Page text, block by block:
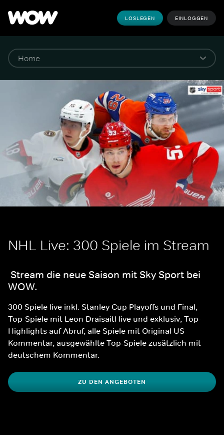
LOSLEGEN EINLOGGEN
NHL Live: 300 Spiele im Stream
Stream die neue Saison mit Sky Sport bei
WOW.
300 Spiele live inkl. Stanley Cup Playoffs und Final,
Top-Spiele mit Leon Draisaitl live und exklusiv, Top-
Highlights auf Abruf, alle Spiele mit Original US-
Kommentar, ausgewählte Top-Spiele zusätzlich mit
deutschem Kommentar.
ZU DEN ANGEBOTEN